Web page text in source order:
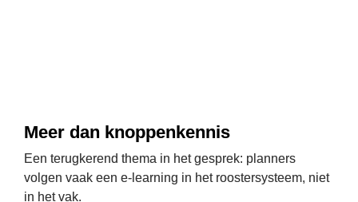
Meer dan knoppenkennis
Een terugkerend thema in het gesprek: planners
volgen vaak een e-learning in het roostersysteem, niet
in het vak.